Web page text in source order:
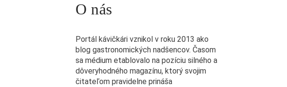
O nás
Portál kávičkári vznikol v roku 2013 ako
blog gastronomických nadšencov. Časom
sa médium etablovalo na pozíciu silného a
dôveryhodného magazínu, ktorý svojim
čitateľom pravidelne prináša